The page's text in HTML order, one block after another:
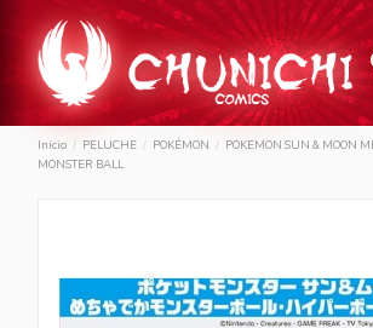
Inicio PELUCHE POKÉMON
POKEMON SUN & MOON
MONSTER BALL